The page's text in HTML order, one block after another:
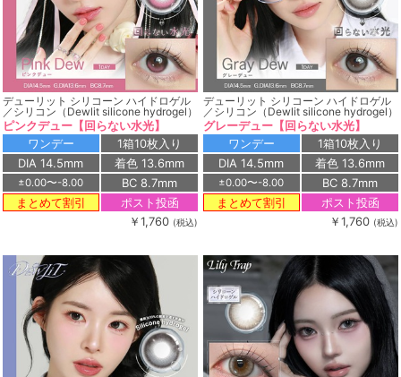
デューリット シリコーン ハイドロゲル
／シリコン（Dewlit silicone hydrogel）
ピンクデュー【回らない水光】
ワンデー
1箱10枚入り
DIA 14.5mm
着色 13.6mm
±0.00〜-8.00
BC 8.7mm
まとめて割引
ポスト投函
￥1,760 (税込)
デューリット シリコーン ハイドロゲル
／シリコン（Dewlit silicone hydrogel）
グレーデュー【回らない水光】
ワンデー
1箱10枚入り
DIA 14.5mm
着色 13.6mm
±0.00〜-8.00
BC 8.7mm
まとめて割引
ポスト投函
￥1,760 (税込)